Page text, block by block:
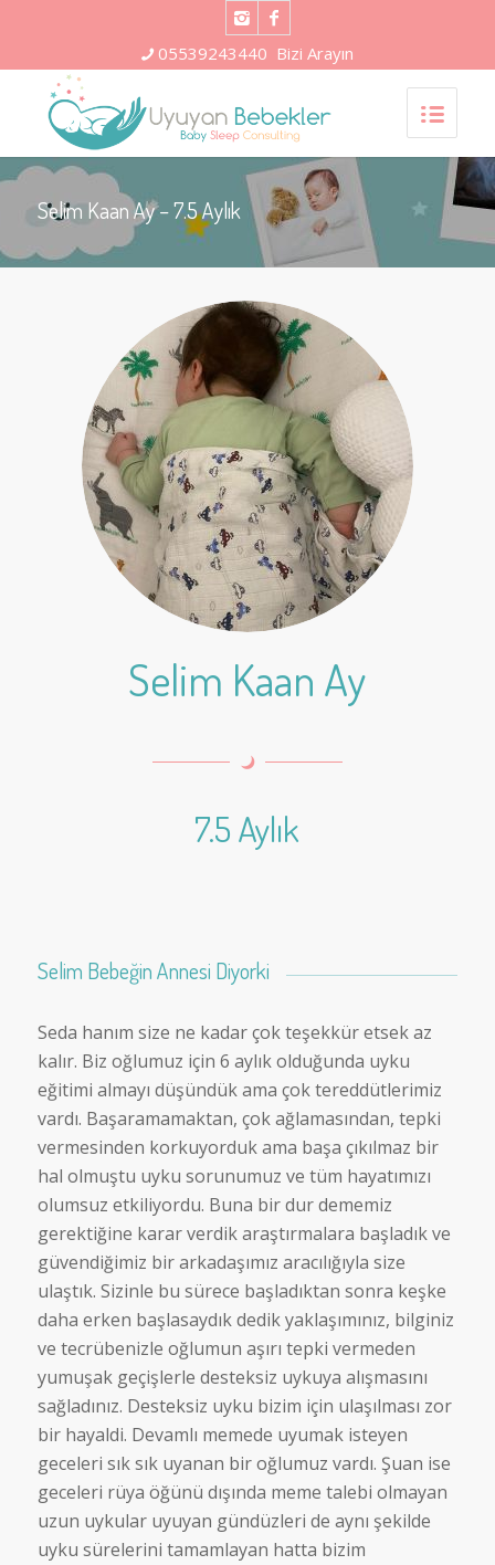
05539243440 Bizi Arayın
Selim Kaan Ay – 7.5 Aylık
Selim Kaan Ay
7.5 Aylık
Selim Bebeğin Annesi Diyorki
Seda hanım size ne kadar çok teşekkür etsek az
kalır. Biz oğlumuz için 6 aylık olduğunda uyku
eğitimi almayı düşündük ama çok tereddütlerimiz
vardı. Başaramamaktan, çok ağlamasından, tepki
vermesinden korkuyorduk ama başa çıkılmaz bir
hal olmuştu uyku sorunumuz ve tüm hayatımızı
olumsuz etkiliyordu. Buna bir dur dememiz
gerektiğine karar verdik araştırmalara başladık ve
güvendiğimiz bir arkadaşımız aracılığıyla size
ulaştık. Sizinle bu sürece başladıktan sonra keşke
daha erken başlasaydık dedik yaklaşımınız, bilginiz
ve tecrübenizle oğlumun aşırı tepki vermeden
yumuşak geçişlerle desteksiz uykuya alışmasını
sağladınız. Desteksiz uyku bizim için ulaşılması zor
bir hayaldi. Devamlı memede uyumak isteyen
geceleri sık sık uyanan bir oğlumuz vardı. Şuan ise
geceleri rüya öğünü dışında meme talebi olmayan
uzun uykular uyuyan gündüzleri de aynı şekilde
uyku sürelerini tamamlayan hatta bizim